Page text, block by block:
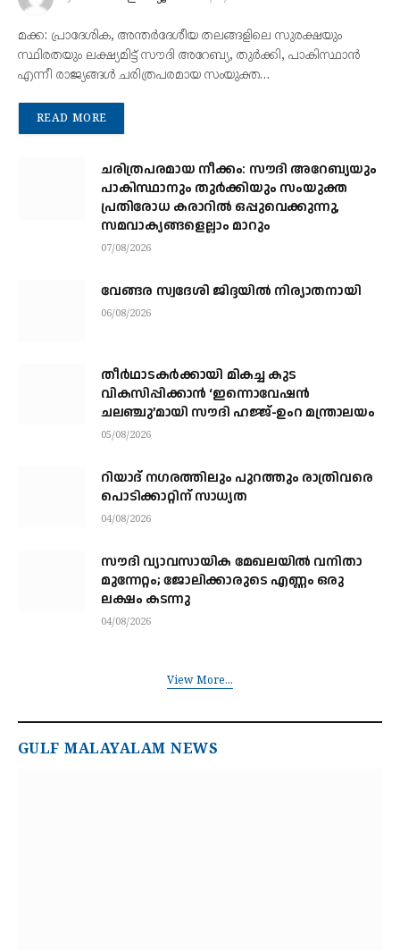
മക്ക: പ്രാദേശിക, അന്തർദേശീയ തലങ്ങളിലെ സുരക്ഷയും
സ്ഥിരതയും ലക്ഷ്യമിട്ട് സൗദി അറേബ്യ, തുർക്കി, പാകിസ്ഥാൻ
എന്നീ രാജ്യങ്ങൾ ചരിത്രപരമായ സംയുക്ത…
READ MORE
ചരിത്രപരമായ നീക്കം: സൗദി അറേബ്യയും
പാകിസ്ഥാനും തുർക്കിയും സംയുക്ത
പ്രതിരോധ കരാറിൽ ഒപ്പുവെക്കുന്നു,
സമവാക്യങ്ങളെല്ലാം മാറും
07/08/2026
വേങ്ങര സ്വദേശി ജിദ്ദയിൽ നിര്യാതനായി
06/08/2026
തീർഥാടകർക്കായി മികച്ച കുട
വികസിപ്പിക്കാൻ ‘ഇന്നൊവേഷൻ
ചലഞ്ചു’മായി സൗദി ഹജ്ജ്-ഉംറ മന്ത്രാലയം
05/08/2026
റിയാദ് നഗരത്തിലും പുറത്തും രാത്രിവരെ
പൊടിക്കാറ്റിന് സാധ്യത
04/08/2026
സൗദി വ്യാവസായിക മേഖലയിൽ വനിതാ
മുന്നേറ്റം; ജോലിക്കാരുടെ എണ്ണം ഒരു
ലക്ഷം കടന്നു
04/08/2026
View More...
GULF MALAYALAM NEWS